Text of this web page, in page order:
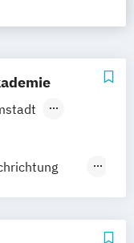
Relations